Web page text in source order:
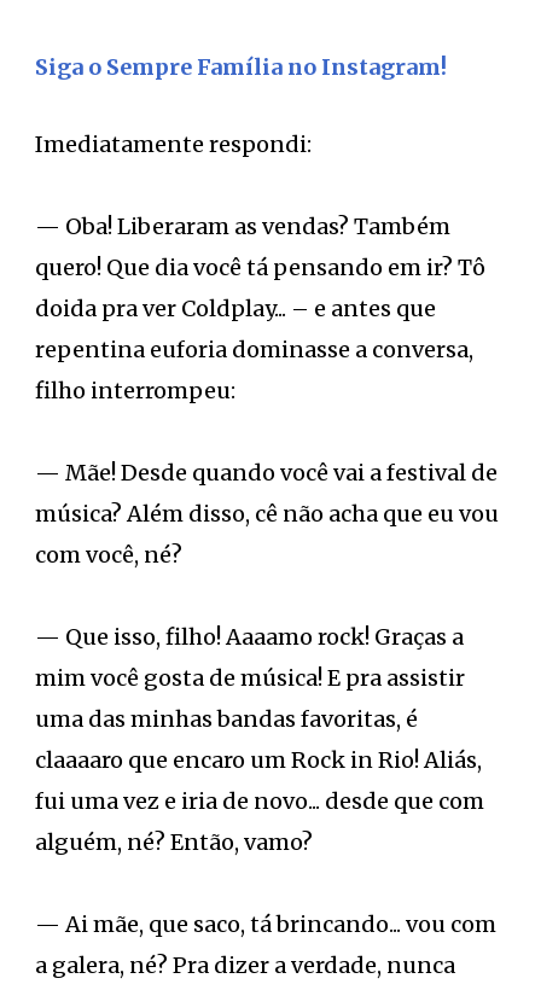
Siga o Sempre Família no Instagram!
Imediatamente respondi:
— Oba! Liberaram as vendas? Também
quero! Que dia você tá pensando em ir? Tô
doida pra ver Coldplay... – e antes que
repentina euforia dominasse a conversa,
filho interrompeu:
— Mãe! Desde quando você vai a festival de
música? Além disso, cê não acha que eu vou
com você, né?
— Que isso, filho! Aaaamo rock! Graças a
mim você gosta de música! E pra assistir
uma das minhas bandas favoritas, é
claaaaro que encaro um Rock in Rio! Aliás,
fui uma vez e iria de novo... desde que com
alguém, né? Então, vamo?
— Ai mãe, que saco, tá brincando... vou com
a galera, né? Pra dizer a verdade, nunca